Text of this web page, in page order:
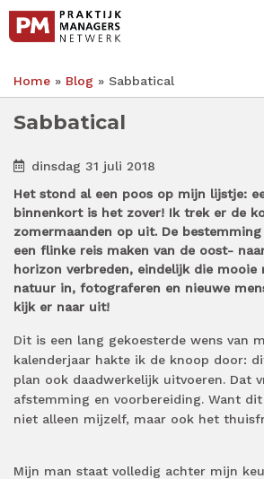
Overslaan
naar
inhoud
Kruimelpad
Home Blog Sabbatical
Sabbatical
dinsdag 31 juli 2018
Het stond al een poos op mijn lijstje:
binnenkort is het zover! Ik trek er de
zomermaanden op uit. De
een flinke reis maken van de oost-
horizon verbreden, eindelijk die mooie
natuur in, fotograferen en nieuwe
kijk er naar uit!
Dit is een lang gekoesterde wens van
kalenderjaar hakte ik de knoop door:
plan ook daadwerkelijk uitvoeren. Dat
afstemming en voorbereiding. Want
niet alleen mijzelf, maar ook het
Mijn man staat volledig achter mijn